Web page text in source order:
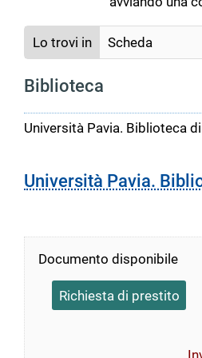
Lo trovi in Scheda
Biblioteca
Università Pavia. Biblioteca
Università Pavia.
Documento disponibile
Richiesta di prestito